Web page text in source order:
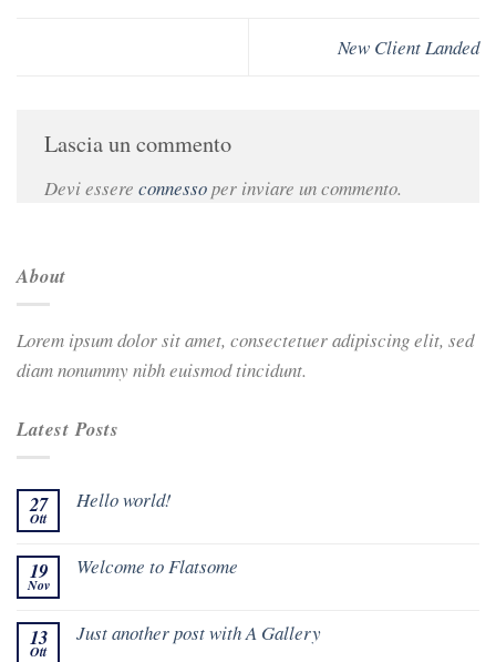
New Client Landed
Lascia un commento
Devi essere connessoper inviare un commento.
About
Lorem ipsum dolor sit amet, consectetuer adipiscing elit, sed
diam nonummy nibh euismod tincidunt.
Latest Posts
27
Ott
Hello world!
19
Nov
Welcome to Flatsome
13
Ott
Just another post with A Gallery